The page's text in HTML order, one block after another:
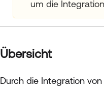
um die
Übersicht
Durch die Integration